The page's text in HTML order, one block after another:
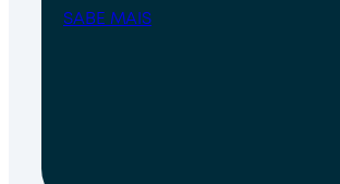
SABE MAIS